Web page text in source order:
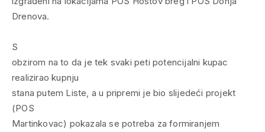
Drenova.
S
obzirom na to da je tek svaki peti potencijalni kupac
realizirao kupnju
stana putem Liste, a u pripremi je bio slijedeći projekt
(POS
Martinkovac) pokazala se potreba za formiranjem